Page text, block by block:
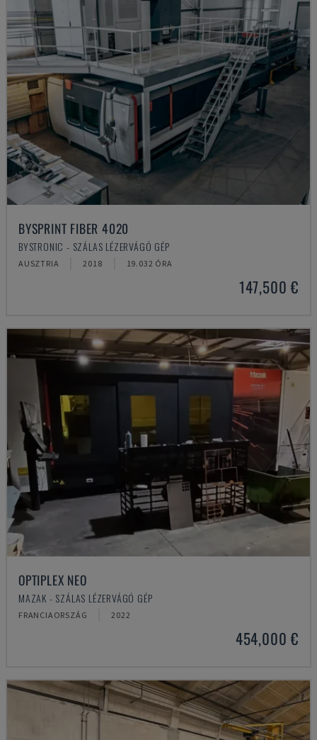
BYSPRINT FIBER 4020
BYSTRONIC - SZÁLAS LÉZERVÁGÓ GÉP
AUSZTRIA 2018 19.032 ÓRA
147,500 €
OPTIPLEX NEO
MAZAK - SZÁLAS LÉZERVÁGÓ GÉP
FRANCIAORSZÁG 2022
454,000 €